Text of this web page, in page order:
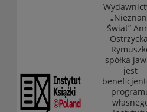
Świat”
spółka
jest